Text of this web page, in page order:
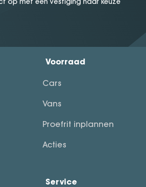
Voorraad
Cars
Vans
Proefrit inplannen
Acties
Service